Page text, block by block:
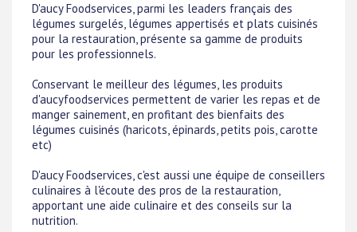
D'aucy Foodservices, parmi les leaders français des
légumes surgelés, légumes appertisés et plats cuisinés
pour la restauration, présente sa gamme de produits
pour les professionnels.
Conservant le meilleur des légumes, les produits
d'aucyfoodservices permettent de varier les repas et de
manger sainement, en profitant des bienfaits des
légumes cuisinés (haricots, épinards, petits pois, carotte
etc)
D'aucy Foodservices, c'est aussi une équipe de conseillers
culinaires à l'écoute des pros de la restauration,
apportant une aide culinaire et des conseils sur la
nutrition.